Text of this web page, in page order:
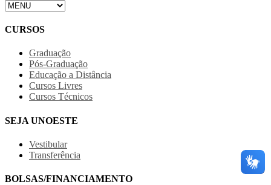
CURSOS
Graduação
Pós-Graduação
Educação a Distância
Cursos Livres
Cursos Técnicos
SEJA UNOESTE
Vestibular
Transferência
BOLSAS/FINANCIAMENTO